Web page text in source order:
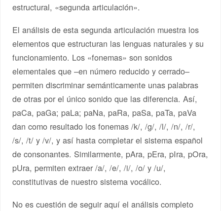
estructural, «segunda articulación».
El análisis de esta segunda articulación muestra los
elementos que estructuran las lenguas naturales y su
funcionamiento. Los «fonemas» son sonidos
elementales que –en número reducido y cerrado–
permiten discriminar semánticamente unas palabras
de otras por el único sonido que las diferencia. Así,
paCa, paGa; paLa; paNa, paRa, paSa, paTa, paVa
dan como resultado los fonemas /k/, /g/, /l/, /n/, /r/,
/s/, /t/ y /v/, y así hasta completar el sistema español
de consonantes. Similarmente, pAra, pEra, pIra, pOra,
pUra, permiten extraer /a/, /e/, /i/, /o/ y /u/,
constitutivas de nuestro sistema vocálico.
No es cuestión de seguir aquí el análisis completo